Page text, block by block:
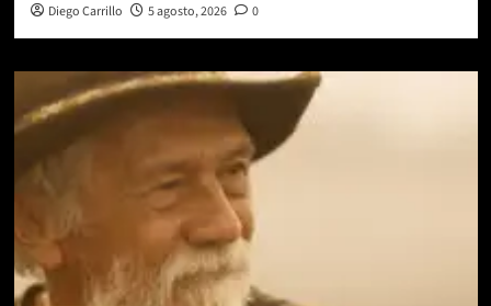
Diego Carrillo 5 agosto, 2026 0